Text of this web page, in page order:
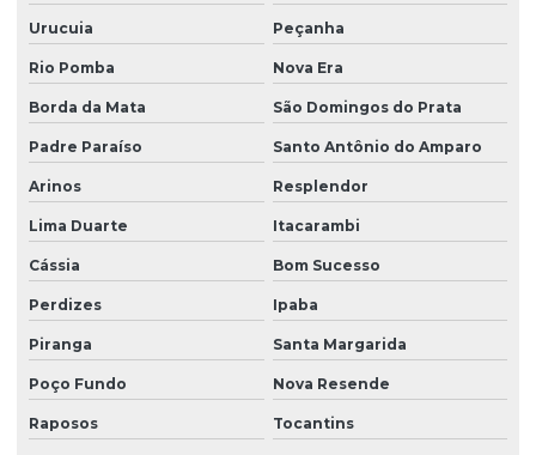
Urucuia Peçanha
Rio Pomba Nova Era
Borda da Mata São Domingos do Prata
Padre Paraíso Santo Antônio do Amparo
Arinos Resplendor
Lima Duarte Itacarambi
Cássia Bom Sucesso
Perdizes Ipaba
Piranga Santa Margarida
Poço Fundo Nova Resende
Raposos Tocantins